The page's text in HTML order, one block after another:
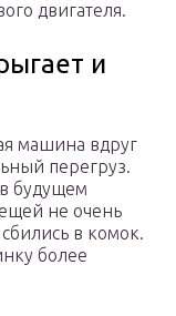
двигателя.
и
машина вдруг
перегруз.
будущем
не очень
в комок.
более